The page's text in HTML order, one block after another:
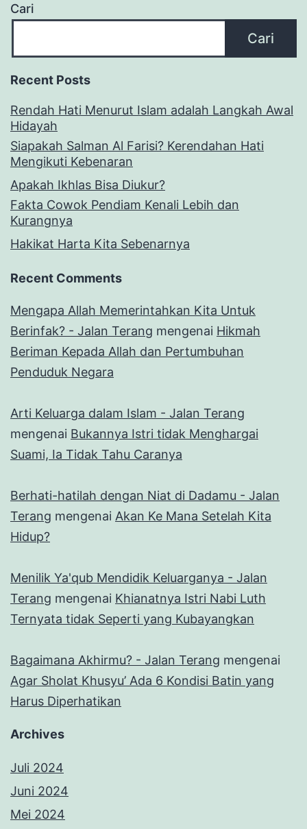
Cari
Cari
Recent Posts
Rendah Hati Menurut Islam adalah Langkah Awal
Hidayah
Siapakah Salman Al Farisi? Kerendahan Hati
Mengikuti Kebenaran
Apakah Ikhlas Bisa Diukur?
Fakta Cowok Pendiam Kenali Lebih dan
Kurangnya
Hakikat Harta Kita Sebenarnya
Recent Comments
Mengapa Allah Memerintahkan Kita Untuk
Berinfak? - Jalan Terang mengenai Hikmah
Beriman Kepada Allah dan Pertumbuhan
Penduduk Negara
Arti Keluarga dalam Islam - Jalan Terang
mengenai Bukannya Istri tidak Menghargai
Suami, Ia Tidak Tahu Caranya
Berhati-hatilah dengan Niat di Dadamu - Jalan
Terang mengenai Akan Ke Mana Setelah Kita
Hidup?
Menilik Ya'qub Mendidik Keluarganya - Jalan
Terang mengenai Khianatnya Istri Nabi Luth
Ternyata tidak Seperti yang Kubayangkan
Bagaimana Akhirmu? - Jalan Terang mengenai
Agar Sholat Khusyu’ Ada 6 Kondisi Batin yang
Harus Diperhatikan
Archives
Juli 2024
Juni 2024
Mei 2024